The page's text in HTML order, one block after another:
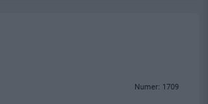
Numer: 1709